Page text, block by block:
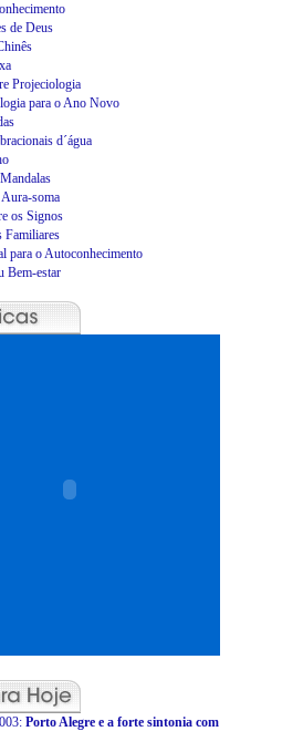
de Deus
Projeciologia
para o Ano Novo
d´água
soma
os Signos
Familiares
para o Autoconhecimento
Bem-estar
Porto Alegre e a forte sintonia com